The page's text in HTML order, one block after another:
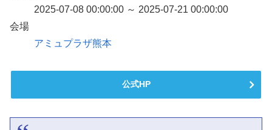
2025-07-08 00:00:00 ～ 2025-07-21 00:00:00
会場
アミュプラザ熊本
公式HP